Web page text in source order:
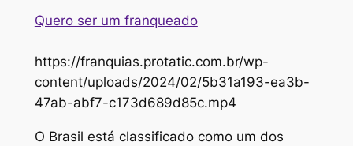
Quero ser um franqueado
https://franquias.protatic.com.br/wp-
content/uploads/2024/02/5b31a193-ea3b-
47ab-abf7-c173d689d85c.mp4
O Brasil está classificado como um dos